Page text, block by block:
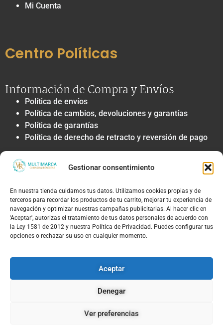
Gestionar consentimiento
En nuestra tienda cuidamos tus datos. Utilizamos cookies propias y de
terceros para recordar los productos de tu carrito, mejorar tu experiencia de
navegación y optimizar nuestras campañas publicitarias. Al hacer clic en
'Aceptar', autorizas el tratamiento de tus datos personales de acuerdo con
la Ley 1581 de 2012 y nuestra Política de Privacidad. Puedes configurar tus
opciones o rechazar su uso en cualquier momento.
Aceptar
Denegar
Ver preferencias
Mi Cuenta
Centro Políticas
Información de Compra y Envíos
Política de envíos
Política de cambios, devoluciones y garantías
Política de garantías
Política de derecho de retracto y reversión de pago
Privacidad y Tratamiento de Datos
Política de privacidad y tratamiento de datos
Autorización de contacto, marketing y
comunicaciones comerciales
Política de cookies
Términos Legales y Soporte
Política de PQRS y atención al cliente
© 2026, TIENDAS VR MULTIMARCAS S.A.S | NIT: